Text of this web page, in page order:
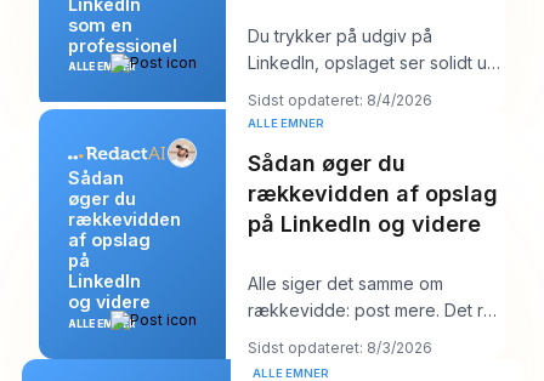
som en
professionel
ALLE EMNER
Du trykker på udgiv på
LinkedIn, opslaget ser solidt ud,
og så begynder arbejdet. Et
par kommentarer
Sidst opdateret: 8/4/2026
Sådan
øger du
rækkevidden
af opslag
på
LinkedIn
og videre
ALLE EMNER
ALLE EMNER
Sådan øger du
rækkevidden af opslag
på LinkedIn og videre
Alle siger det samme om
rækkevidde: post mere. Det råd
lyder produktivt, men det
skjuler som regel k
Sidst opdateret: 8/3/2026
ALLE EMNER